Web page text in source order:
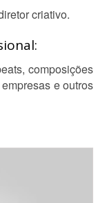
criativo.
composições
e outros